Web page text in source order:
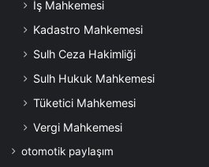
İş Mahkemesi
Kadastro Mahkemesi
Sulh Ceza Hakimliği
Sulh Hukuk Mahkemesi
Tüketici Mahkemesi
Vergi Mahkemesi
otomotik paylaşım